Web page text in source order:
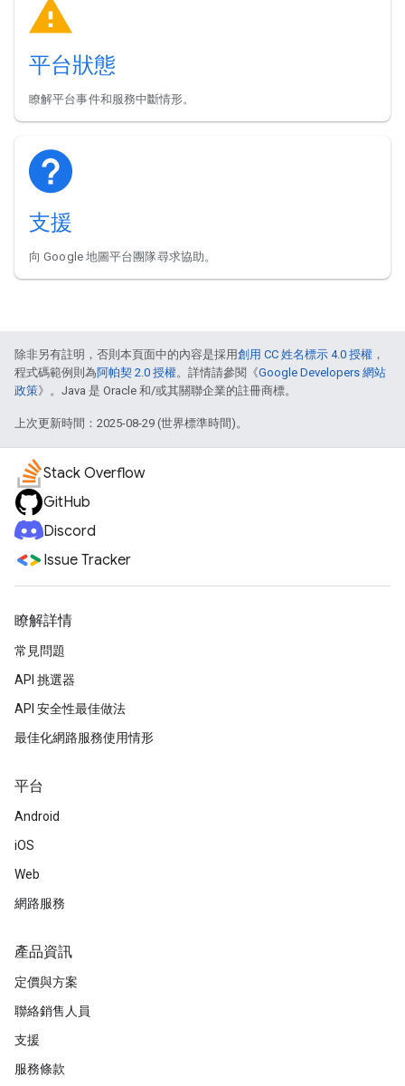
平台狀態
瞭解平台事件和服務中斷情形。
支援
向 Google 地圖平台團隊尋求協助。
除非另有註明，否則本頁面中的內容是採用創用 CC 姓名標示 4.0 授權 ，
程式碼範例則為阿帕契 2.0 授權。詳情請參閱《Google Developers 網站
政策》。Java 是 Oracle 和/或其關聯企業的註冊商標。
上次更新時間：2025-08-29 (世界標準時間)。
Stack Overflow
GitHub
Discord
Issue Tracker
瞭解詳情
常見問題
API 挑選器
API 安全性最佳做法
最佳化網路服務使用情形
平台
Android
iOS
Web
網路服務
產品資訊
定價與方案
聯絡銷售人員
支援
服務條款